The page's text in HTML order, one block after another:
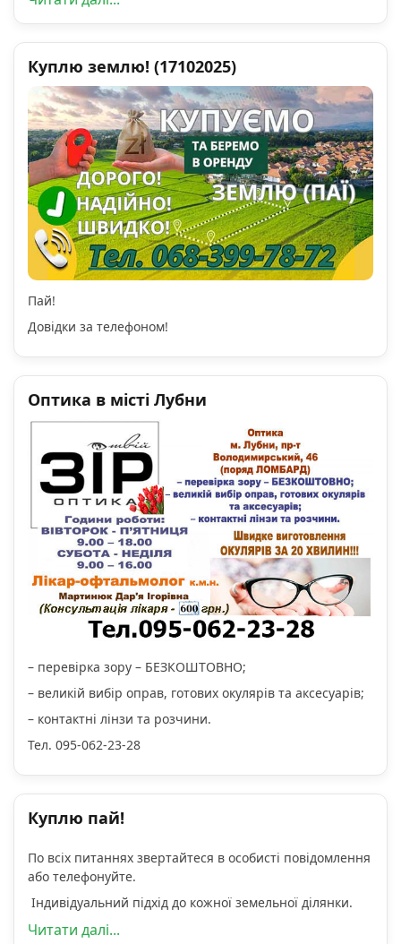
Куплю землю! (17102025)
Пай!
Довідки за телефоном!
Оптика в місті Лубни
– перевірка зору – БЕЗКОШТОВНО;
– великій вибір оправ, готових окулярів та аксесуарів;
– контактні лінзи та розчини.
Тел. 095-062-23-28
Куплю пай!
По всіх питаннях звертайтеся в особисті повідомлення
або телефонуйте.
Індивідуальний підхід до кожної земельної ділянки.
Читати далі...